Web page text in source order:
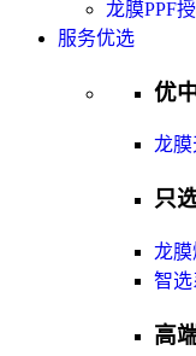
龙膜PPF
服务优选
优
龙膜
只
龙膜
智
高